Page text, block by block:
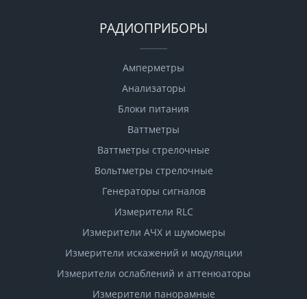
РАДИОПРИБОРЫ
Амперметры
Анализаторы
Блоки питания
Ваттметры
Ваттметры стрелочные
Вольтметры стрелочные
Генераторы сигналов
Измерители RLC
Измерители АЧХ и шумомеры
Измерители искажений и модуляции
Измерители ослаблений и аттенюаторы
Измерители панорамные